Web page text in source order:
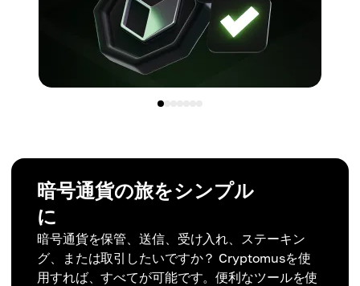
暗号通貨の旅をシンプル
に
暗号通貨を保管、送信、受け入れ、ステーキン
グ、または取引したいですか？ Cryptomusを使
用すれば、すべてが可能です。便利なツールを使